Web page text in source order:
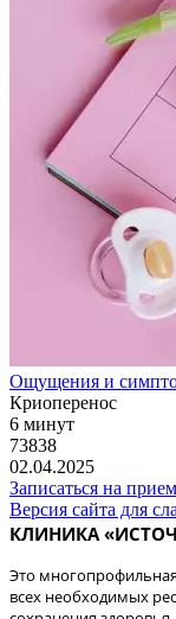
Ощущения и
Криоперенос
6 минут
73838
02.04.2025
Записаться на прием
Версия сайта для
КЛИНИКА
Это
всех необходимых